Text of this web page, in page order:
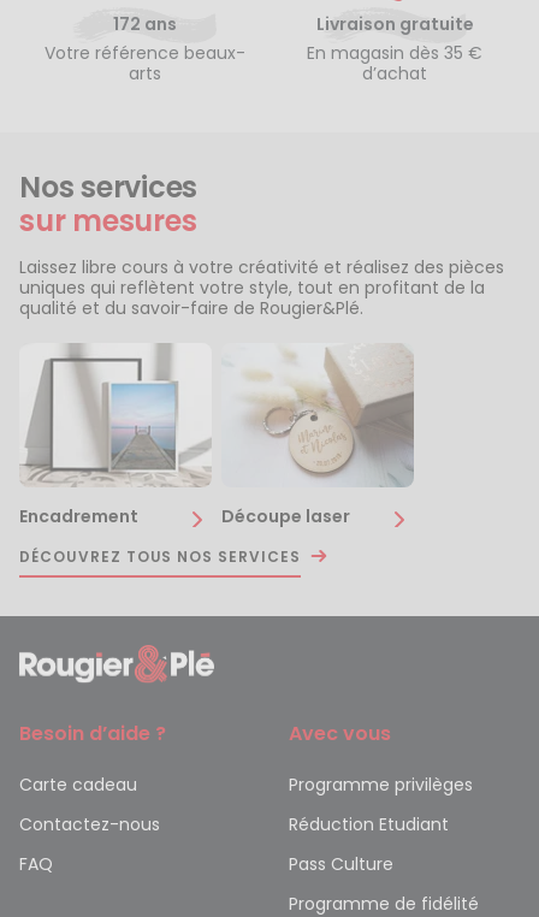
172 ans
Votre référence beaux-
arts
Livraison gratuite
En magasin dès 35 €
d’achat
Nos services
sur mesures
Laissez libre cours à votre créativité et réalisez des pièces
uniques qui reflètent votre style, tout en profitant de la
qualité et du savoir-faire de Rougier&Plé.
Encadrement Découpe laser
DÉCOUVREZ TOUS NOS SERVICES
Besoin d’aide ?
Carte cadeau
Contactez-nous
FAQ
Avec vous
Programme privilèges
Réduction Etudiant
Pass Culture
Programme de fidélité